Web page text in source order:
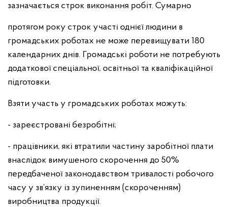
зазначається строк виконання робіт. Сумарно
протягом року строк участі однієї людини в
громадських роботах не може перевищувати 180
календарних днів. Громадські роботи не потребують
додаткової спеціальної, освітньої та кваліфікаційної
підготовки.
Взяти участь у громадських роботах можуть:
- зареєстровані безробітні;
- працівники, які втратили частину заробітної плати
внаслідок вимушеного скорочення до 50%
передбаченої законодавством тривалості робочого
часу у зв’язку із зупиненням (скороченням)
виробництва продукції.